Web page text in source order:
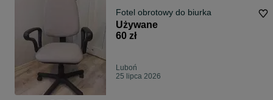
Fotel obrotowy do biurka
Używane
60 zł
Luboń
25 lipca 2026